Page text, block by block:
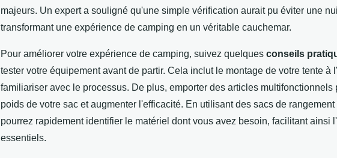
majeurs. Un expert a souligné qu'une simple vérification aurait pu éviter une
transformant une expérience de camping en un véritable cauchemar.
Pour améliorer votre expérience de camping, suivez quelques conseils
tester votre équipement avant de partir. Cela inclut le montage de votre tente à
familiariser avec le processus. De plus, emporter des articles multifonctionnels
poids de votre sac et augmenter l'efficacité. En utilisant des sacs de
pourrez rapidement identifier le matériel dont vous avez besoin, facilitant ainsi
essentiels.